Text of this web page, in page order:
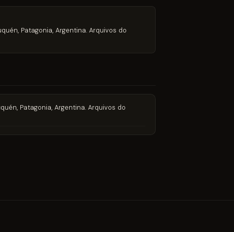
Patagonia, Argentina. Arquivos do
Patagonia, Argentina. Arquivos do